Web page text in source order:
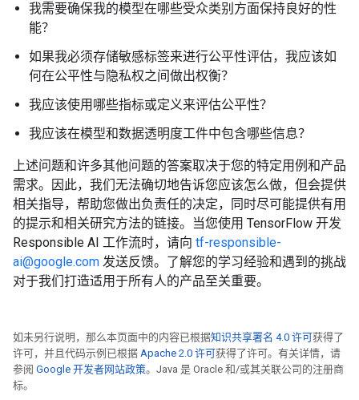
我需要确保我的模型在哪些受众类别方面保持良好的性
能？
如果我必须存储敏感标签来进行公平性评估，我应该如
何在公平性与隐私权之间做出权衡？
我应该使用哪些指标或定义来评估公平性？
我应该在模型和数据透明度工件中包含哪些信息？
上述问题和许多其他问题的答案取决于您的特定用例和产品
需求。因此，我们无法确切地告诉您应该怎么做，但会提供
相关指导，帮助您做出负责任的决定，同时尽可能提供有用
的提示和相关研究方法的链接。当您使用 TensorFlow 开发
Responsible AI 工作流时，请向 tf-responsible-
ai@google.com 发送反馈。了解您的学习经验和遇到的挑战
对于我们打造适用于所有人的产品至关重要。
如未另行说明，那么本页面中的内容已根据知识共享署名 4.0 许可获得了
许可，并且代码示例已根据 Apache 2.0 许可获得了许可。有关详情，请
参阅 Google 开发者网站政策。Java 是 Oracle 和/或其关联公司的注册商
标。